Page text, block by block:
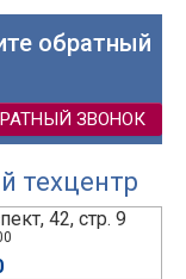
обратный
ЗВОНОК
техцентр
42, стр. 9